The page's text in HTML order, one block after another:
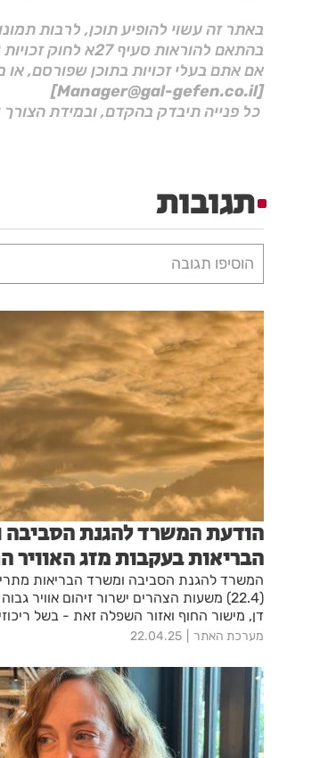
באתר זה עשוי להופיע תוכן, לרבות
בהתאם להוראות סעיף 27א לחוק זכויות יוצרים, התשס"ח–2007.
אם אתם בעלי זכויות בתוכן שפורסם, או
[Manager@gal-gefen.co.il]
כל פנייה תיבדק בהקדם, ובמידת
תגובות
הוסיפו תגובה
הודעת המשרד להגנת
הבריאות בעקבות מזג האוויר
המשרד להגנת הסביבה ומשרד הבריאות
(22.4) משעות הצהרים ישרור זיהום אוויר
דן, מישור החוף ואזור השפלה זאת - בשל
חלקיקים נשימים
מערכת האתר 22.04.25